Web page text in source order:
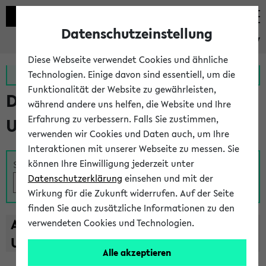
eKVV
Zur MeineUni App Zum MeineUni Portal
Das Lehrangebot der
Universität Bielefeld
Suche
A B C D E F G H I J K L M N O
U
V W X Y
Z
Datenschutzeinstellung
Diese Webseite verwendet Cookies und ähnliche
Technologien. Einige davon sind essentiell, um die
Funktionalität der Website zu gewährleisten,
während andere uns helfen, die Website und Ihre
Erfahrung zu verbessern. Falls Sie zustimmen,
verwenden wir Cookies und Daten auch, um Ihre
Interaktionen mit unserer Webseite zu messen. Sie
können Ihre Einwilligung jederzeit unter
Datenschutzerklärung einsehen und mit der
Wirkung für die Zukunft widerrufen. Auf der Seite
finden Sie auch zusätzliche Informationen zu den
verwendeten Cookies und Technologien.
Alle akzeptieren